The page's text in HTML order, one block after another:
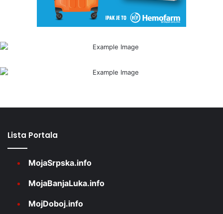
Lista Portala
MojaSrpska.info
MojaBanjaLuka.info
MojDoboj.info